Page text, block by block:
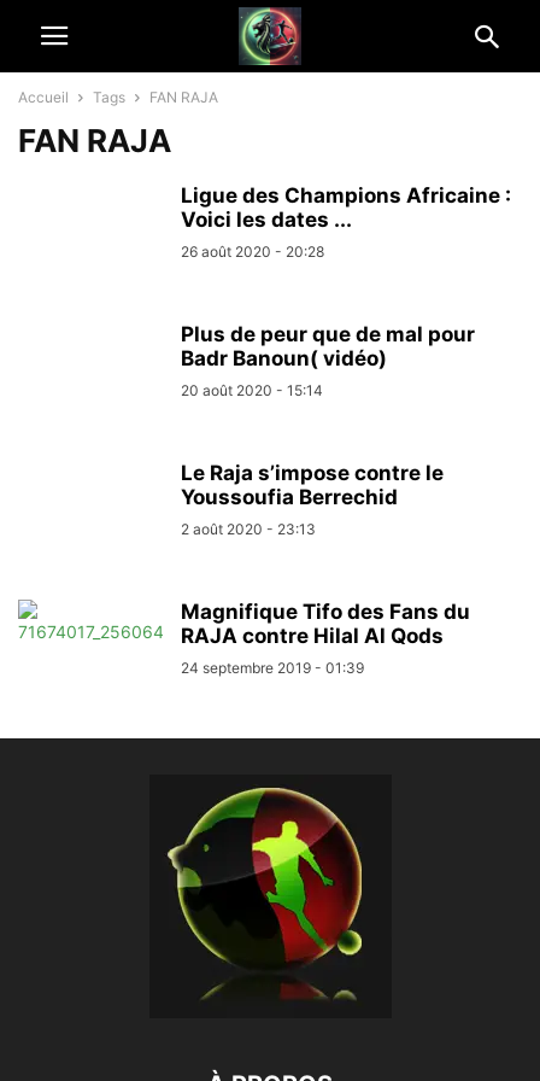
Accueil Tags FAN RAJA
FAN RAJA
Ligue des Champions Africaine :
Voici les dates ...
26 août 2020 - 20:28
Plus de peur que de mal pour
Badr Banoun( vidéo)
20 août 2020 - 15:14
Le Raja s’impose contre le
Youssoufia Berrechid
2 août 2020 - 23:13
Magnifique Tifo des Fans du
RAJA contre Hilal Al Qods
24 septembre 2019 - 01:39